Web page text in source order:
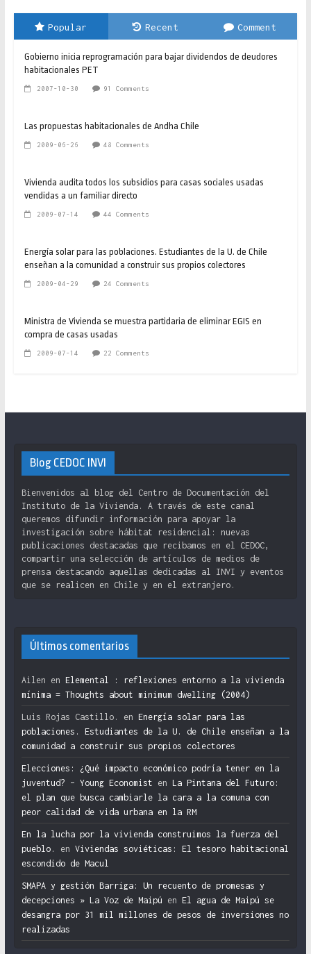
Popular Recent Comment
Gobierno inicia reprogramación para bajar dividendos de deudores
habitacionales PET
2007-10-30 91 Comments
Las propuestas habitacionales de Andha Chile
2009-06-26 48 Comments
Vivienda audita todos los subsidios para casas sociales usadas
vendidas a un familiar directo
2009-07-14 44 Comments
Energía solar para las poblaciones. Estudiantes de la U. de Chile
enseñan a la comunidad a construir sus propios colectores
2009-04-29 24 Comments
Ministra de Vivienda se muestra partidaria de eliminar EGIS en
compra de casas usadas
2009-07-14 22 Comments
Blog CEDOC INVI
Bienvenidos al blog del Centro de Documentación del
Instituto de la Vivienda. A través de este canal
queremos difundir información para apoyar la
investigación sobre hábitat residencial: nuevas
publicaciones destacadas que recibamos en el CEDOC,
compartir una selección de artículos de medios de
prensa destacando aquellas dedicadas al INVI y eventos
que se realicen en Chile y en el extranjero.
Últimos comentarios
Ailen en Elemental : reflexiones entorno a la vivienda
mínima = Thoughts about minimum dwelling (2004)
Luis Rojas Castillo. en Energía solar para las
poblaciones. Estudiantes de la U. de Chile enseñan a la
comunidad a construir sus propios colectores
Elecciones: ¿Qué impacto económico podría tener en la
juventud? – Young Economist en La Pintana del Futuro:
el plan que busca cambiarle la cara a la comuna con
peor calidad de vida urbana en la RM
En la lucha por la vivienda construimos la fuerza del
pueblo.
en Viviendas soviéticas: El tesoro habitacional
escondido de Macul
SMAPA y gestión Barriga: Un recuento de promesas y
decepciones » La Voz de Maipú en El agua de Maipú se
desangra por 31 mil millones de pesos de inversiones no
realizadas